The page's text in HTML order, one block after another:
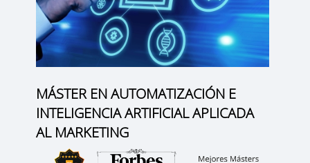
MÁSTER EN AUTOMATIZACIÓN E
INTELIGENCIA ARTIFICIAL APLICADA
AL MARKETING